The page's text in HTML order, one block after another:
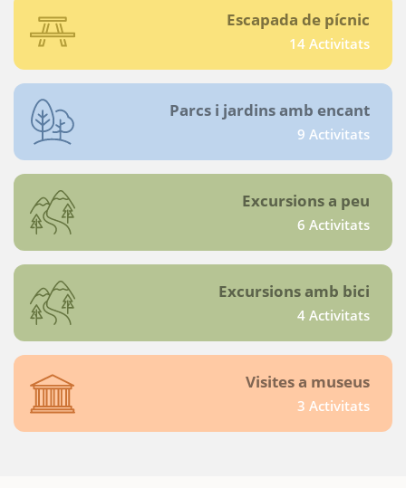
Escapada de pícnic
14 Activitats
Parcs i jardins amb encant
9 Activitats
Excursions a peu
6 Activitats
Excursions amb bici
4 Activitats
Visites a museus
3 Activitats